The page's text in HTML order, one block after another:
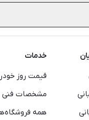
مهمی نیست زیرا
دل و ایسر اشاره کرد.
خدمات
قیمت روز
مشخصات فنی
همه